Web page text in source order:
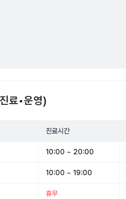
료•운영)
진료시간
10:00 ~ 20:00
10:00 ~ 19:00
휴무